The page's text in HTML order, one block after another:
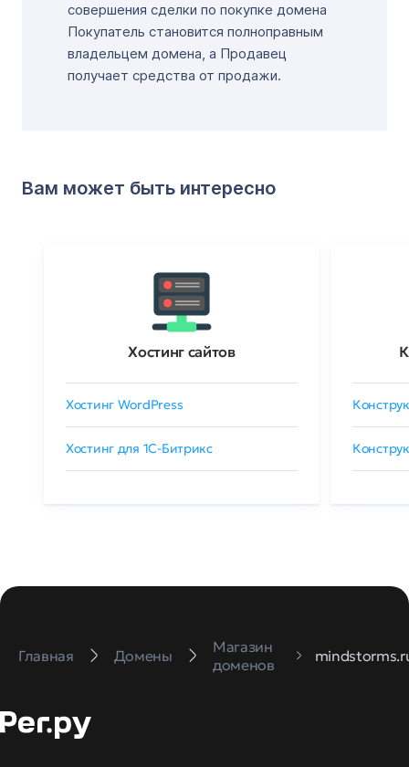
совершения сделки по покупке домена
Покупатель становится полноправным
владельцем домена, а Продавец
получает средства от продажи.
Вам может быть интересно
Хостинг сайтов
Хостинг WordPress
Хостинг для 1C-Битрикс
Главная Домены
Магазин
доменов